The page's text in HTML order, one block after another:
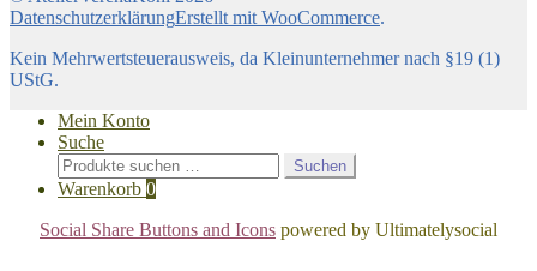
DatenschutzerklärungErstellt mit WooCommerce.
Kein Mehrwertsteuerausweis, da Kleinunternehmer nach §19 (1)
UStG.
Mein Konto
Suche
Suchen
nach:
Suchen
Warenkorb 0
Social Share Buttons and Icons powered by Ultimatelysocial